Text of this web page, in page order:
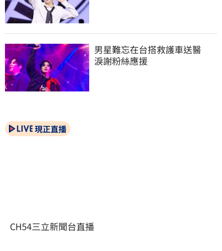
男星難忘在台搭救護車送醫
淚謝粉絲應援
現正直播
CH54三立新聞台直播